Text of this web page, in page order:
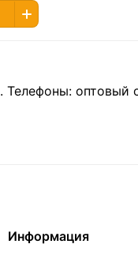
. Телефоны: оптовый
Информация